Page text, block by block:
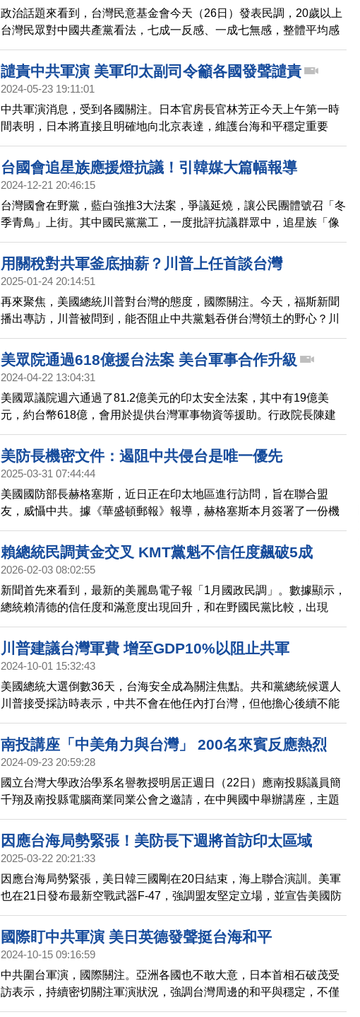
隊始終站在菲律賓這邊，並將深化與菲律賓及理念相近國家的合作。
政治話題來看到，台灣民意基金會今天（26日）發表民調，20歲以上
台灣民眾對中國共產黨看法，七成一反感、一成七無感，整體平均感
情溫度 17.31 度「極端冰冷」。外省族群、國民黨支持者也「冰
冷」。如果不計算 8.6%對政治完全冷漠的人，台灣人近九成六對中共
不是反感就是無感，往下探底。基金會指出，這項發現傳達強烈訊
大陸，台灣人有22%認為，對岸十四億人的苦難也是台灣的苦難，
13%贊成與對岸「祖國終極統一」，六年下挫超過12個百分點，77%
不贊成終極統
譴責中共軍演 美軍印太副司令籲各國發聲譴責
2024-05-23 19:11:01
中共軍演消息，受到各國關注。日本官房長官林芳正今天上午第一時
間表明，日本將直接且明確地向北京表達，維護台海和平穩定重要
性。而美軍印太司令部副司令，也公開譴責中共軍演。
台國會追星族應援燈抗議！引韓媒大篇幅報導
2024-12-21 20:46:15
台灣國會在野黨，藍白強推3大法案，爭議延燒，讓公民團體號召「冬
季青鳥」上街。其中國民黨黨工，一度批評抗議群眾中，追星族「像
瘋子」，引起爭端。不僅韓式抗議應援燈，滿布街頭，引起韓國媒
體，大篇幅報導，網友直說，台灣也有「台灣之春」。
用關稅對共軍釜底抽薪？川普上任首談台灣
2025-01-24 20:14:51
再來聚焦，美國總統川普對台灣的態度，國際關注。今天，福斯新聞
播出專訪，川普被問到，能否阻止中共黨魁吞併台灣領土的野心？川
普表示，關鍵是他將藉由關稅應對中共。
美眾院通過618億援台法案 美台軍事合作升級
2024-04-22 13:04:31
美國眾議院週六通過了81.2億美元的印太安全法案，其中有19億美
元，約台幣618億，會用於提供台灣軍事物資等援助。行政院長陳建
仁今天受訪時，感謝美國國會通過法案，並強調，在印太地區的和平
穩定上，台灣扮演一個很重要的角色。
美防長機密文件：遏阻中共侵台是唯一優先
2025-03-31 07:44:44
美國國防部長赫格塞斯，近日正在印太地區進行訪問，旨在聯合盟
友，威懾中共。據《華盛頓郵報》報導，赫格塞斯本月簽署了一份機
密文件，將「遏止中共武力犯台」，列為最優先的任務。
賴總統民調黃金交叉 KMT黨魁不信任度飆破5成
2026-02-03 08:02:55
新聞首先來看到，最新的美麗島電子報「1月國政民調」。數據顯示，
總統賴清德的信任度和滿意度出現回升，和在野國民黨比較，出現
「黃金交叉」趨勢。根據美麗島電子報數據，賴清德目前滿意度為
46%、不滿意度為48%，兩者差距極小，未來極可能出現「滿意大於
不滿意」的黃金交叉。
川普建議台灣軍費 增至GDP10%以阻止共軍
2024-10-01 15:32:43
美國總統大選倒數36天，台海安全成為關注焦點。共和黨總統候選人
川普接受採訪時表示，中共不會在他任內打台灣，但他擔心後續不能
避免，川普也建議台灣，將國防預算拉高到GDP的10%。
南投講座「中美角力與台灣」 200名來賓反應熱烈
2024-09-23 20:59:28
國立台灣大學政治學系名譽教授明居正週日（22日）應南投縣議員簡
千翔及南投縣電腦商業同業公會之邀請，在中興國中舉辦講座，主題
為「中美角力下 台灣該何去何從？」現場二百名來賓專注聆聽兩個小
時的講座後，不少人表示收穫良多，對美中台局勢更能清晰認識與了
解，會後還紛紛提出問題交流。
因應台海局勢緊張！美防長下週將首訪印太區域
2025-03-22 20:21:33
因應台海局勢緊張，美日韓三國剛在20日結束，海上聯合演訓。美軍
也在21日發布最新空戰武器F-47，強調盟友堅定立場，並宣告美國防
長赫格塞斯（Pete Hegseth），上任後將首度出訪印太地區。而台灣
軍方表示，共機共艦持續擾台，針對共軍實施嚴密監控應處。
國際盯中共軍演 美日英德發聲挺台海和平
2024-10-15 09:16:59
中共圍台軍演，國際關注。亞洲各國也不敢大意，日本首相石破茂受
訪表示，持續密切關注軍演狀況，強調台灣周邊的和平與穩定，不僅
對日本，對地區而言也是極為重要的問題，日本防衛大臣也緊盯共軍